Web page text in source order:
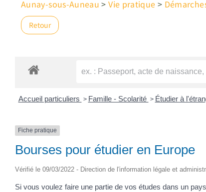
Aunay-sous-Auneau >Vie pratique >
Retour
Accueil particuliers > Famille - Scolarité > Étudier à
Fiche pratique
Bourses pour étudier en Europe
Vérifié le 09/03/2022 - Direction de l'information légale et
Si vous voulez faire une partie de vos études dans un